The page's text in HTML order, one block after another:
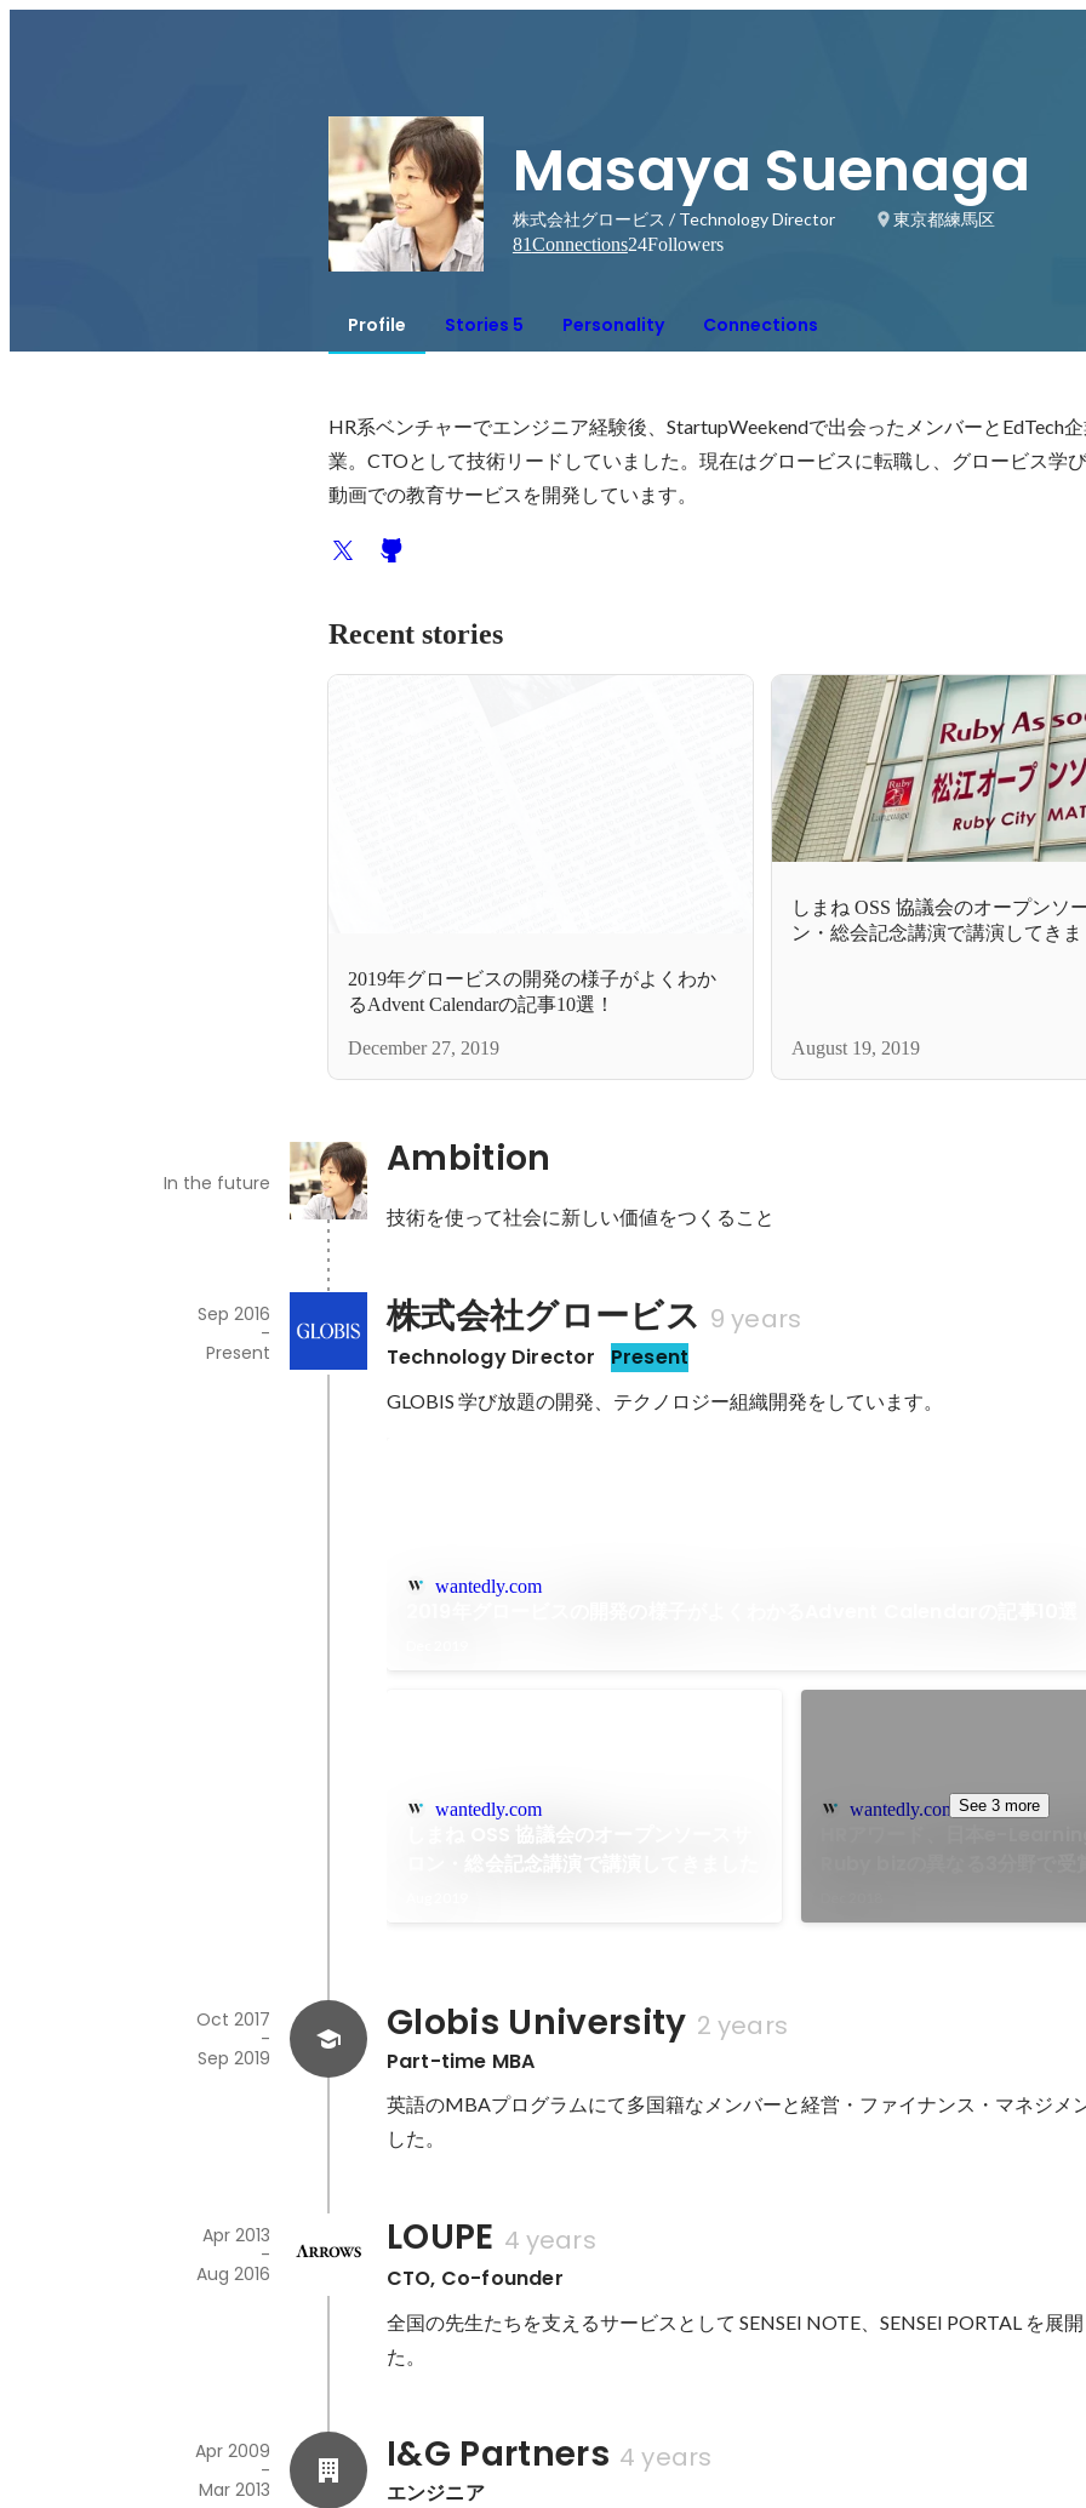
Masaya Suenaga
株式会社グロービス / Technology Director
東京都練馬区
81Connections24Followers
Profile Stories 5 Personality Connections
HR系ベンチャーでエンジニア経験後、StartupWeekendで出会ったメンバーとEdTech
業。CTOとして技術リードしていました。現在はグロービスに転職し、グロービス学
動画での教育サービスを開発しています。
Recent stories
2019年グロービスの開発の様子がよくわか
るAdvent Calendarの記事10選！
December 27, 2019
しまね OSS 協議会のオープンソ
ン・総会記念講演で講演してき
August 19, 2019
Ambition
In the future
技術を使って社会に新しい価値をつくること
株式会社グロービス 9 years
Technology Director Present
Sep 2016
-
Present
GLOBIS 学び放題の開発、テクノロジー組織開発をしています。
wantedly.com
wantedly.com wantedly.com See 3 more
Globis University 2 years
Part-time MBA
Oct 2017
-
Sep 2019
英語のMBAプログラムにて多国籍なメンバーと経営・ファイナンス・マネジメ
した。
LOUPE 4 years
CTO, Co-founder
Apr 2013
-
Aug 2016
全国の先生たちを支えるサービスとして SENSEI NOTE、SENSEI PORTAL を展
た。
I&G Partners 4 years
エンジニア
Apr 2009
-
Mar 2013